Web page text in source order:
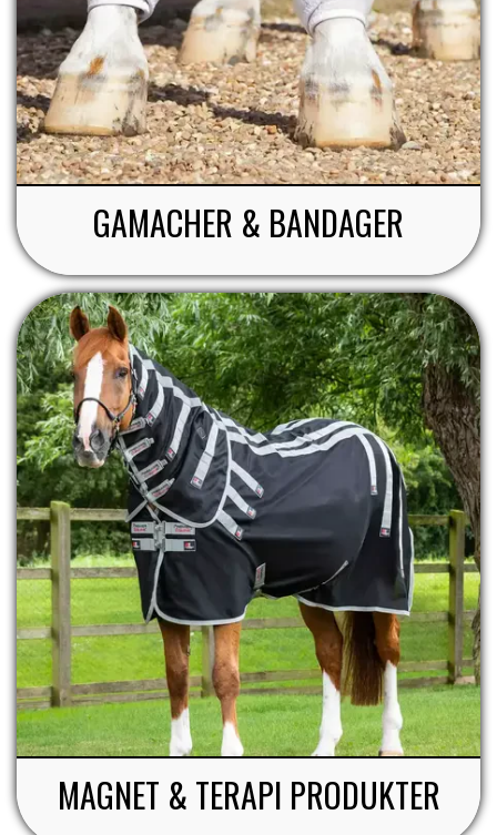
GAMACHER & BANDAGER
MAGNET & TERAPI PRODUKTER